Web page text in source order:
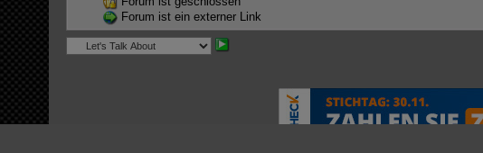
Forum ist ein externer Link